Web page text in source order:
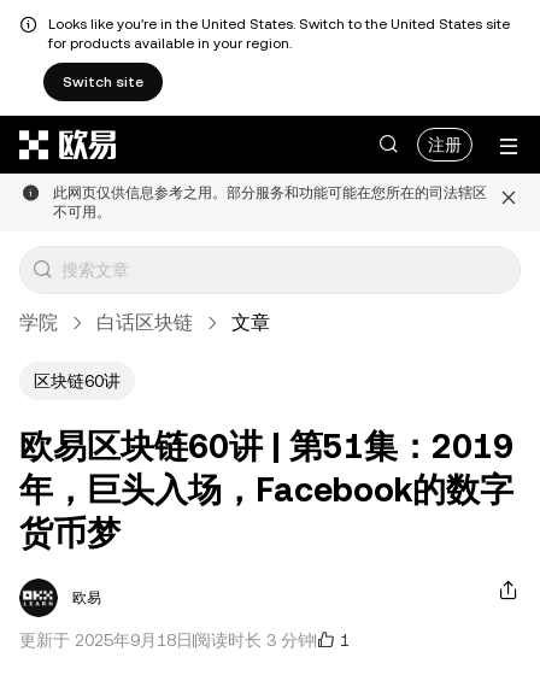
Looks like you're in the United States. Switch to the United States site
for products available in your region.
Switch site
注册
此网页仅供信息参考之用。部分服务和功能可能在您所在的司法辖区
不可用。
学院 白话区块链 文章
区块链60讲
欧易区块链60讲 | 第51集：2019
年，巨头入场，Facebook的数字
货币梦
欧易
更新于 2025年9月18日 阅读时长 3 分钟 1